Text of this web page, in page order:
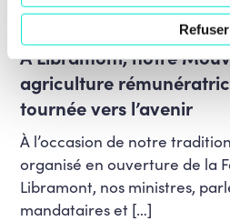
Refuser
24 juillet 2026
À Libramont, notre
agriculture
tournée vers l’avenir
À l’occasion de notre
organisé en ouverture de la
Libramont, nos ministres,
mandataires et […]